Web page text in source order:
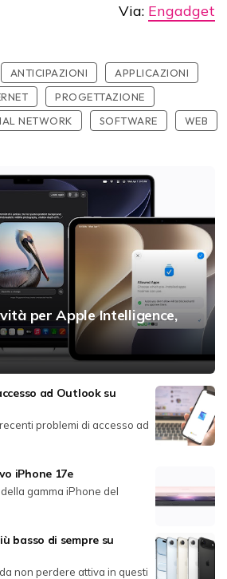
Via: Engadget
ANTICIPAZIONI
APPLICAZIONI
PROGETTAZIONE
NETWORK SOFTWARE WEB
per Apple Intelligence,
ad Outlook su
problemi di accesso ad
iPhone 17e
gamma iPhone del
basso di sempre su
non perdere attiva in questi